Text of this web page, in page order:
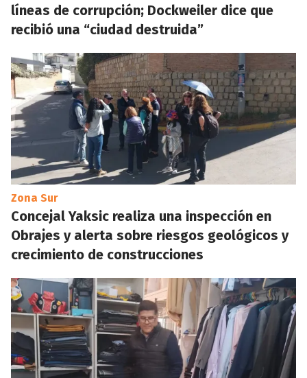
líneas de corrupción; Dockweiler dice que
recibió una “ciudad destruida”
Zona Sur
Concejal Yaksic realiza una inspección en
Obrajes y alerta sobre riesgos geológicos y
crecimiento de construcciones